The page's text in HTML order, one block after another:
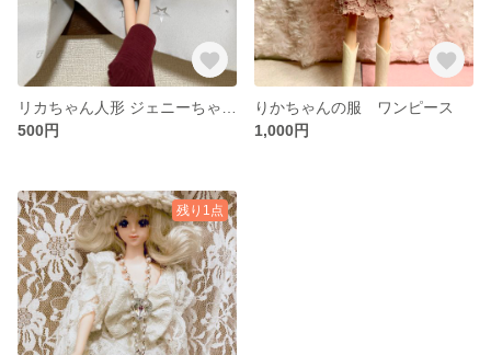
500円
りかちゃんの服 ワンピース
1,000円
残り1点